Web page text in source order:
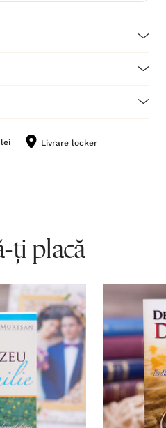
Livrare locker
ți placă